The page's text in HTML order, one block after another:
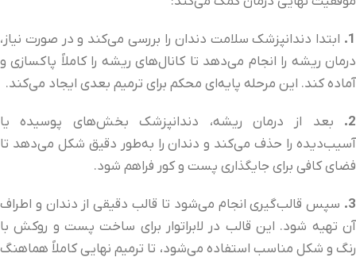
1. ابتدا دندانپزشک سلامت دندان را بررسی می‌کند و در صورت نیاز،
درمان ریشه را انجام می‌دهد تا کانال‌های ریشه را کاملاً پاکسازی و
آماده کند. این مرحله پایه‌ای محکم برای ترمیم بعدی ایجاد می‌کند.
2.
بعد از درمان ریشه، دندانپزشک بخش‌های پوسیده یا
آسیب‌دیده را حذف می‌کند و دندان را به‌طور دقیق شکل می‌دهد تا
فضای کافی برای جایگذاری پست و کور فراهم شود.
3. سپس قالب‌گیری انجام می‌شود تا قالب دقیقی از دندان و اطراف
آن تهیه شود. این قالب در لابراتوار برای ساخت پست و روکش با
رنگ و شکل مناسب استفاده می‌شود، تا ترمیم نهایی کاملاً هماهنگ